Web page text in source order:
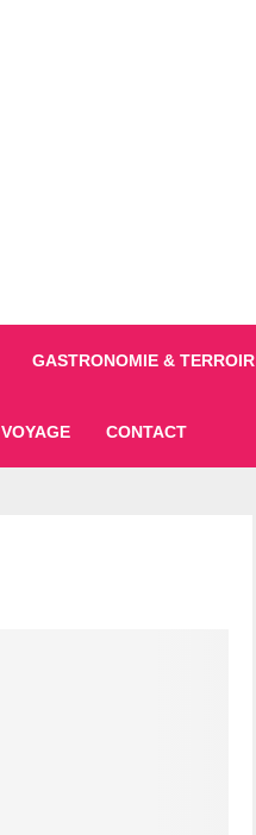
GASTRONOMIE & TERROIR
VOYAGE CONTACT